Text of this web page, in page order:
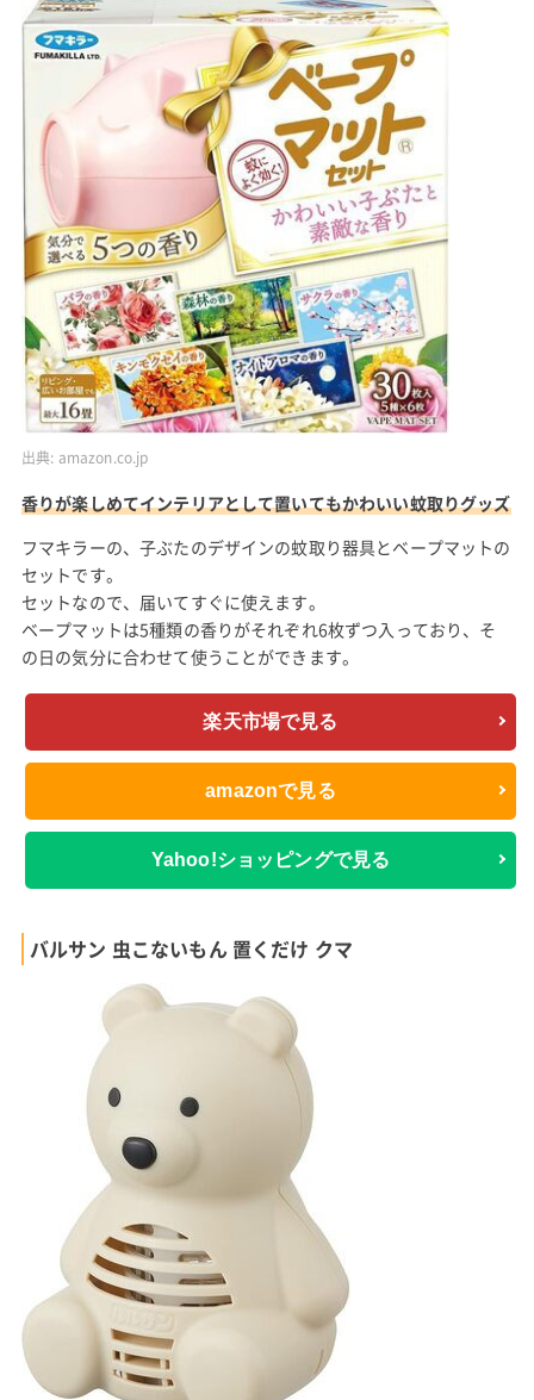
出典: amazon.co.jp
香りが楽しめてインテリアとして置いてもかわいい蚊取りグッズ
フマキラーの、子ぶたのデザインの蚊取り器具とベープマットの
セットです。
セットなので、届いてすぐに使えます。
ベープマットは5種類の香りがそれぞれ6枚ずつ入っており、そ
の日の気分に合わせて使うことができます。
楽天市場で見る
amazonで見る
Yahoo!ショッピングで見る
バルサン 虫こないもん 置くだけ クマ